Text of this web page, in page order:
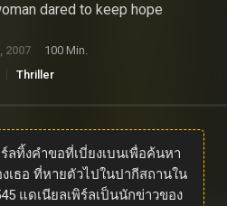
dared to keep hope
2007
100 Min.
Thriller
ลทิ้งคำขอที่เบี่ยงเบนเพื่อค้นหา
เธอ ที่หายตัวไปในปากีสถานใน
แดเนียลเพิร์ลเป็นนักข่าวของ